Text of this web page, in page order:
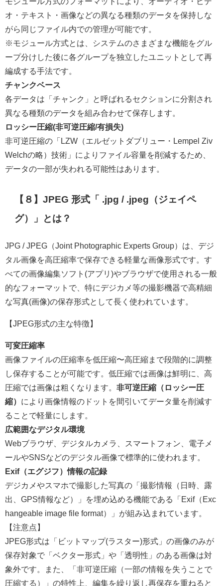
オ・テキスト・画像などの異なる種類のデータを保持しな
がら同じファイル内での管理が可能です。
※モジュール方式とは、システムのさまざまな機能をグル
ープ分けした後に各グループを独立したユニットとして再
編成する手法です。
チャンクベース
各データは「チャンク」と呼ばれるセクションに分割され
異なる種類のデータを組み合わせて保存します。
ロッシー圧縮(非可逆圧縮/有損失)
非可逆圧縮の「LZW（エルゼットダブリュー・Lempel Ziv
Welchの略）技術」によりファイル容量を削減するため、
データの一部が失われる可能性はあります。
【８】JPEG 形式「 .jpg / .jpeg （ジェイペ
グ）
」とは？
JPG / JPEG（Joint Photographic Experts Group）は、デジ
タル画像を高圧縮率で保存できる軽量な画像形式です。す
べての画像編集ソフト(アプリ)やブラウザで使用される一般
的なフォーマットで、特にデジカメ等の撮影機器で高精細
な写真(画像)の保存形式として長く使われています。
【JPEG形式の主な特徴】
可変圧縮率
画像ファイルの圧縮率を低圧縮〜高圧縮まで段階的に調整
し保存することが可能です。低圧縮では画像は鮮明に、高
圧縮では画像は粗くなります。 非可逆圧縮（ロッシー圧
縮） により画像情報のドットを間引いてデータ量を削減す
ることで軽量にします。
広範囲なデジタル環境
Webブラウザ、デジタルカメラ、スマートフォン、電子メ
ールやSNSなどのデジタル画像で標準的に使われます。
Exif（エグジフ）情報の記録
デジカメやスマホで撮影した写真の「撮影情報（日時、露
出、GPS情報など）」を埋め込める機能である「Exif（Exc
hangeable image file format）」が組み込まれています。
【注意点】
JPEG形式は「ビットマップ(ラスター)形式」の画像のみが
保存対象で「ベクター形式」や「透明性」のある画像は対
象外です。また、「非可逆圧縮（一部の情報を失うことで
圧縮する）」の特性上、編集を繰り返し再保存を重ねると